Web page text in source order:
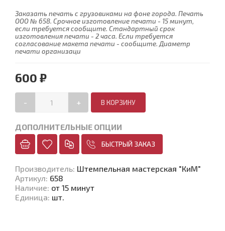
Заказать печать с грузовиками на фоне города. Печать
ООО № 658. Срочное изготовление печати - 15 минут,
если требуется сообщите. Стандартный срок
изготовления печати - 2 часа. Если требуется
согласование макета печати - сообщите. Диаметр
печати организаци
600 ₽
- +
ДОПОЛНИТЕЛЬНЫЕ ОПЦИИ
БЫСТРЫЙ ЗАКАЗ
Производитель: Штемпельная мастерская "КиМ"
Артикул: 658
Наличие: от 15 минут
Единица: шт.